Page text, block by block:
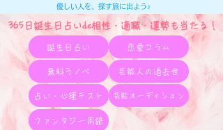
365日誕生日占いde相性・適職・​運勢も当たる！
優しい人を、探す旅に出よう♪
誕生日占い 恋愛コラム
無料ラノベ 芸能人の過去世
占い・心理テスト 芸能オーディション
ファンタジー用語